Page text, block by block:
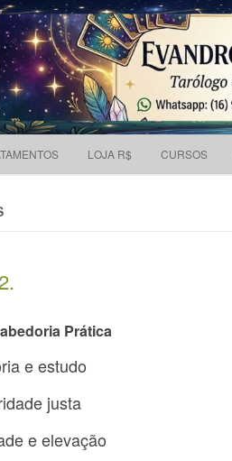
Terapeuta holístico e Tarólogo.
LOJA R$ CURSOS
Prática
e estudo
justa
e elevação